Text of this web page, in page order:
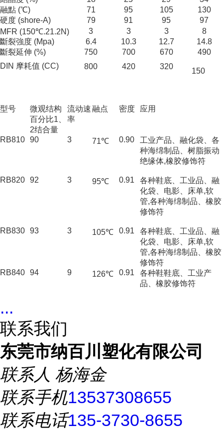
融點 (℃)
71 95 105
130
硬度 (shore-A)
79 91 95
97
MFR (150℃.21.2N)
3 3 3
8
斷裂強度 (Mpa)
6.4 10.3 12.7
14.8
斷裂延伸 (%)
750 700 670
490
DIN 摩耗值 (CC)
800 420 320
150
型号
微观结构
百分比1、
2结合量
流动速
率
融点 密度 应用
RB810 90 3 71℃ 0.90
工业产品、融化袋、各
种海绵制品、树脂振动
绝缘体,橡胶修饰符
RB820 92 3 95℃ 0.91
各种鞋底、工业品、融
化袋、电影、床单,软
管,各种海绵制品、橡胶
修饰符
RB830 93 3 105℃ 0.91
各种鞋底、工业品、融
化袋、电影、床单,软
管,各种海绵制品、橡胶
修饰符
RB840 94 9 126℃ 0.91
各种鞋鞋底、工业产
品、橡胶修饰符
...
联系我们
东莞市纳百川塑化有限公司
联系人 杨海金
联系手机13537308655
联系电话135-3730-8655